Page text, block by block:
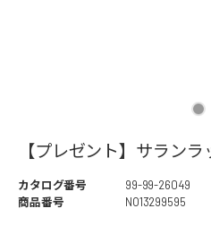
【プレゼント】サラン
カタログ番号
99-99-26049
商品番号
NO13299595